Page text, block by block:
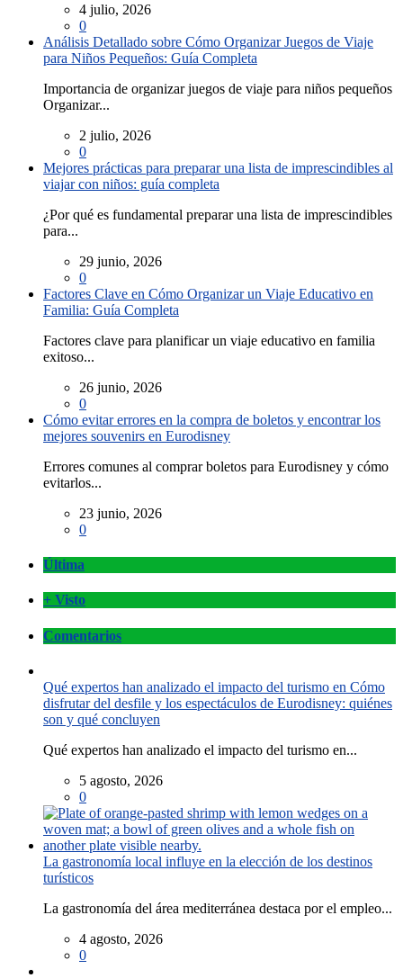
4 julio, 2026
0
Análisis Detallado sobre Cómo Organizar Juegos de Viaje
para Niños Pequeños: Guía Completa
Importancia de organizar juegos de viaje para niños pequeños
Organizar...
2 julio, 2026
0
Mejores prácticas para preparar una lista de imprescindibles al
viajar con niños: guía completa
¿Por qué es fundamental preparar una lista de imprescindibles
para...
29 junio, 2026
0
Factores Clave en Cómo Organizar un Viaje Educativo en
Familia: Guía Completa
Factores clave para planificar un viaje educativo en familia
exitoso...
26 junio, 2026
0
Cómo evitar errores en la compra de boletos y encontrar los
mejores souvenirs en Eurodisney
Errores comunes al comprar boletos para Eurodisney y cómo
evitarlos...
23 junio, 2026
0
Última
+ Visto
Comentarios
Qué expertos han analizado el impacto del turismo en Cómo
disfrutar del desfile y los espectáculos de Eurodisney: quiénes
son y qué concluyen
Qué expertos han analizado el impacto del turismo en...
5 agosto, 2026
0
La gastronomía local influye en la elección de los destinos
turísticos
La gastronomía del área mediterránea destaca por el empleo...
4 agosto, 2026
0